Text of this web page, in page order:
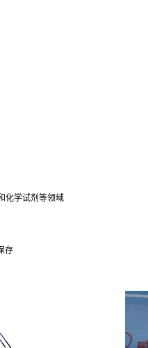
化学试剂等领域
存